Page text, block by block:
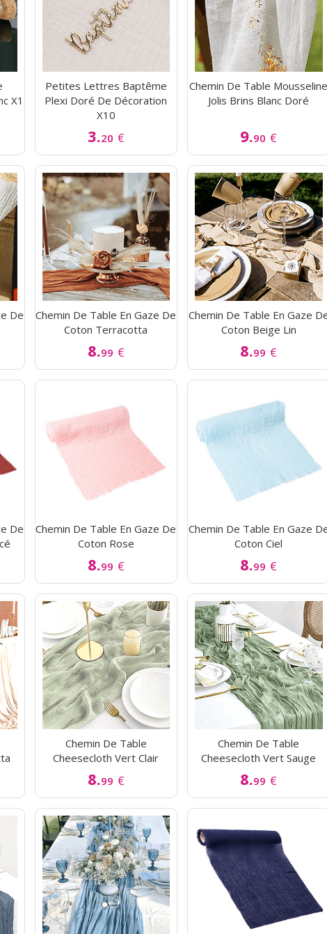
X1
Petites Lettres Baptême
Plexi Doré De Décoration
X10
3.20 €
Chemin De Table Mousseline
Jolis Brins Blanc Doré
9.90 €
De
Chemin De Table En Gaze De
Coton Terracotta
8.99 €
Chemin De Table En Gaze
Coton Beige Lin
8.99 €
De
Chemin De Table En Gaze De
Coton Rose
8.99 €
Chemin De Table En Gaze
Coton Ciel
8.99 €
Chemin De Table
Cheesecloth Vert Clair
8.99 €
Chemin De Table
Cheesecloth Vert Sauge
8.99 €